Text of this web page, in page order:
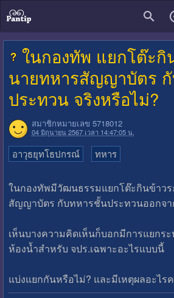
ในกองทัพ แยกโต๊ะกิ
นายทหารสัญญาบัตร
ประทวน จริงหรือไม่?
สมาชิกหมายเลข 5718012
04 มิถุนายน 2567 เวลา 14:47:05 น.
อาวุธยุทโธปกรณ์ ทหาร
ในกองทัพมีวัฒนธรรมแยกโต๊ะกินข้าว
สัญญาบัตร กับทหารชั้นประทวนออกจ
เห็นบางความคิดเห็นก็บอกมีการแยกร
ห้องน้ำสำหรับ จปร.เฉพาะอะไรแบบนี้
แบ่งแยกกันหรือไม่? และมีเหตุผลอะไร